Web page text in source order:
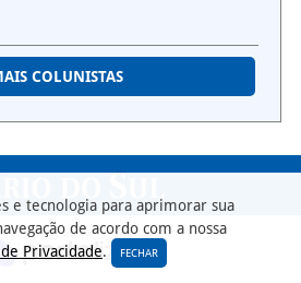
COLUNISTAS
e tecnologia para aprimorar sua
de acordo com a nossa
Privacidade. FECHAR